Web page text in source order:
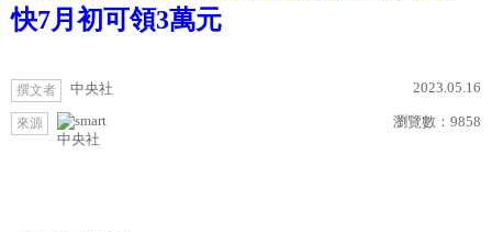
快7月初可領3萬元
撰文者 中央社 2023.05.16
來源
中央社
瀏覽數： 9858